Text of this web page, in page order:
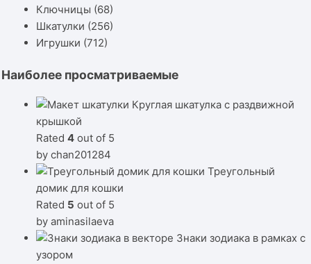
Ключницы (68)
Шкатулки (256)
Игрушки (712)
Наиболее просматриваемые
Круглая шкатулка с раздвижной
крышкой
Rated4 out of 5
by chan201284
Треугольный
домик для кошки
Rated 5 out of 5
by aminasilaeva
Знаки зодиака в рамках с
узором